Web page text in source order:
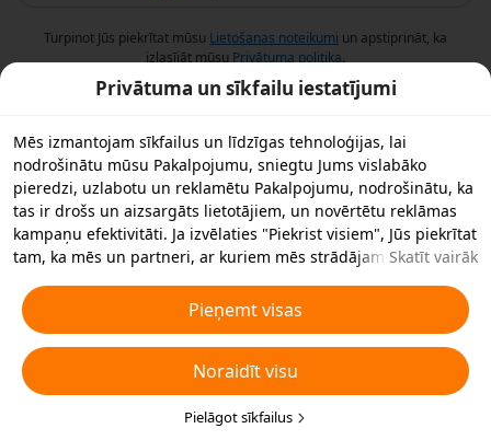
Turpinot Jūs piekrītat mūsu Lietošanas noteikumi un apstiprināt, ka
izlasījāt mūsu Privātuma politika.
Privātuma un sīkfailu iestatījumi
Mēs izmantojam sīkfailus un līdzīgas tehnoloģijas, lai
nodrošinātu mūsu Pakalpojumu, sniegtu Jums vislabāko
pieredzi, uzlabotu un reklamētu Pakalpojumu, nodrošinātu, ka
tas ir drošs un aizsargāts lietotājiem, un novērtētu reklāmas
kampaņu efektivitāti. Ja izvēlaties "Piekrist visiem", Jūs piekrītat
tam, ka mēs un partneri, ar kuriem mēs strādājam,
reklāmas nolūkos. Jūs varat arī noraidīt visus nebūtiskos
sīkfailus vai izvēlēties, kāda veida sīkfailus vēlaties pieņemt vai
atspējot, noklikšķinot uz "Pielāgot sīkfailus" zemāk vai jebkurā
laikā privātuma iestatījumos. Sīkākai informācijai skatiet mūsu
Sīkfailu un līdzīgu tehnoloģiju politiku.
Skatīt vairāk
Pieņemt visas
Noraidīt visu
Pielāgot sīkfailus